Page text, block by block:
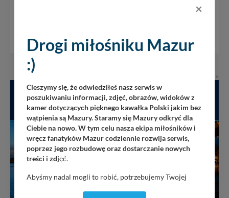
Miejscowość turystyczna (w zasadzie kurort) nad jeziorem
REKLAMA
×
Drogi miłośniku Mazur
:)
Cieszymy się, że odwiedziłeś nasz serwis w
poszukiwaniu informacji, zdjęć, obrazów, widoków z
kamer dotyczących pięknego kawałka Polski jakim bez
wątpienia są Mazury. Staramy się Mazury odkryć dla
Ciebie na nowo. W tym celu nasza ekipa miłośników i
wręcz fanatyków Mazur codziennie rozwija serwis,
poprzez jego rozbudowę oraz dostarczanie nowych
treści i zdjęć.
Abyśmy nadal mogli to robić, potrzebujemy Twojej